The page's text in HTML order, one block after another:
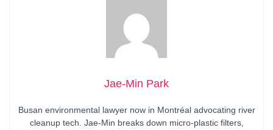
Jae-Min Park
Busan environmental lawyer now in Montréal advocating river
cleanup tech. Jae-Min breaks down micro-plastic filters,